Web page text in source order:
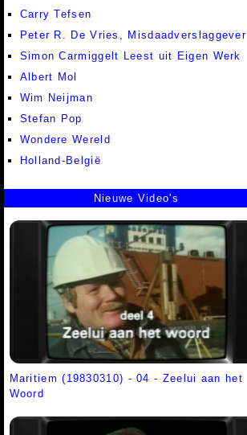
Carry Tefsen
Peter R. De Vries, Misdaadverslaggever
Simon Carmiggelt Leest uit Eigen Werk
Albert Mol
Wim Neijman
Stefan Pop
Wondere Wereld
Holland-België
Nieuwe Video's
Maritiem (19830310) - 04 - Zeelui aan het
Woord